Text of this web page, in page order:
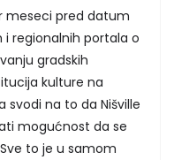
meseci pred datum
i regionalnih portala o
gradskih
kulture na
svodi na to da Nišville
mogućnost da se
to je u samom